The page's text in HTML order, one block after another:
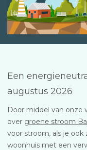
Een
augustus 2026
Door middel van onze
over groene stroom
voor stroom, als je ook
woonhuis met een